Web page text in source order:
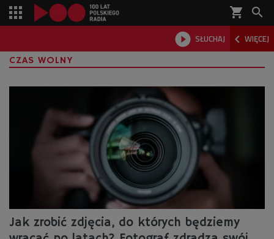
shopping_cart 
 SŁUCHAJ  WIĘCEJ

CZAS WOLNY
Jak zrobić zdjęcia, do których będziemy